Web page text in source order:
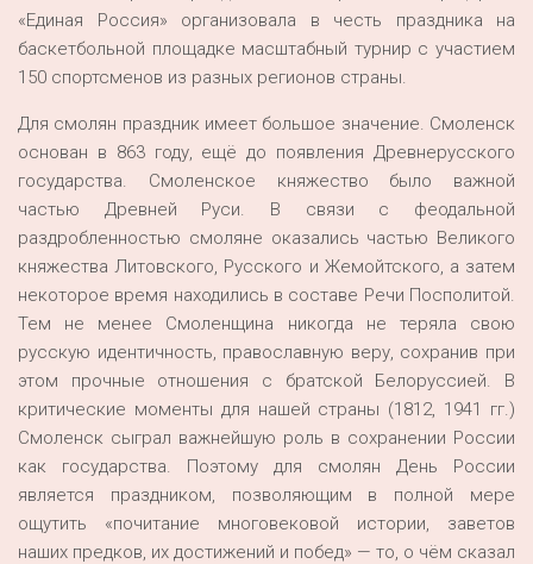
«Единая Россия» организовала в честь праздника на
баскетбольной площадке масштабный турнир с участием
150 спортсменов из разных регионов страны.
Для смолян праздник имеет большое значение. Смоленск
основан в 863 году, ещё до появления Древнерусского
государства. Смоленское княжество было важной
частью Древней Руси. В связи с феодальной
раздробленностью смоляне оказались частью Великого
княжества Литовского, Русского и Жемойтского, а затем
некоторое время находились в составе Речи Посполитой.
Тем не менее Смоленщина никогда не теряла свою
русскую идентичность, православную веру, сохранив при
этом прочные отношения с братской Белоруссией. В
критические моменты для нашей страны (1812, 1941 гг.)
Смоленск сыграл важнейшую роль в сохранении России
как государства. Поэтому для смолян День России
является праздником, позволяющим в полной мере
ощутить «почитание многовековой истории, заветов
наших предков, их достижений и побед» — то, о чём сказал